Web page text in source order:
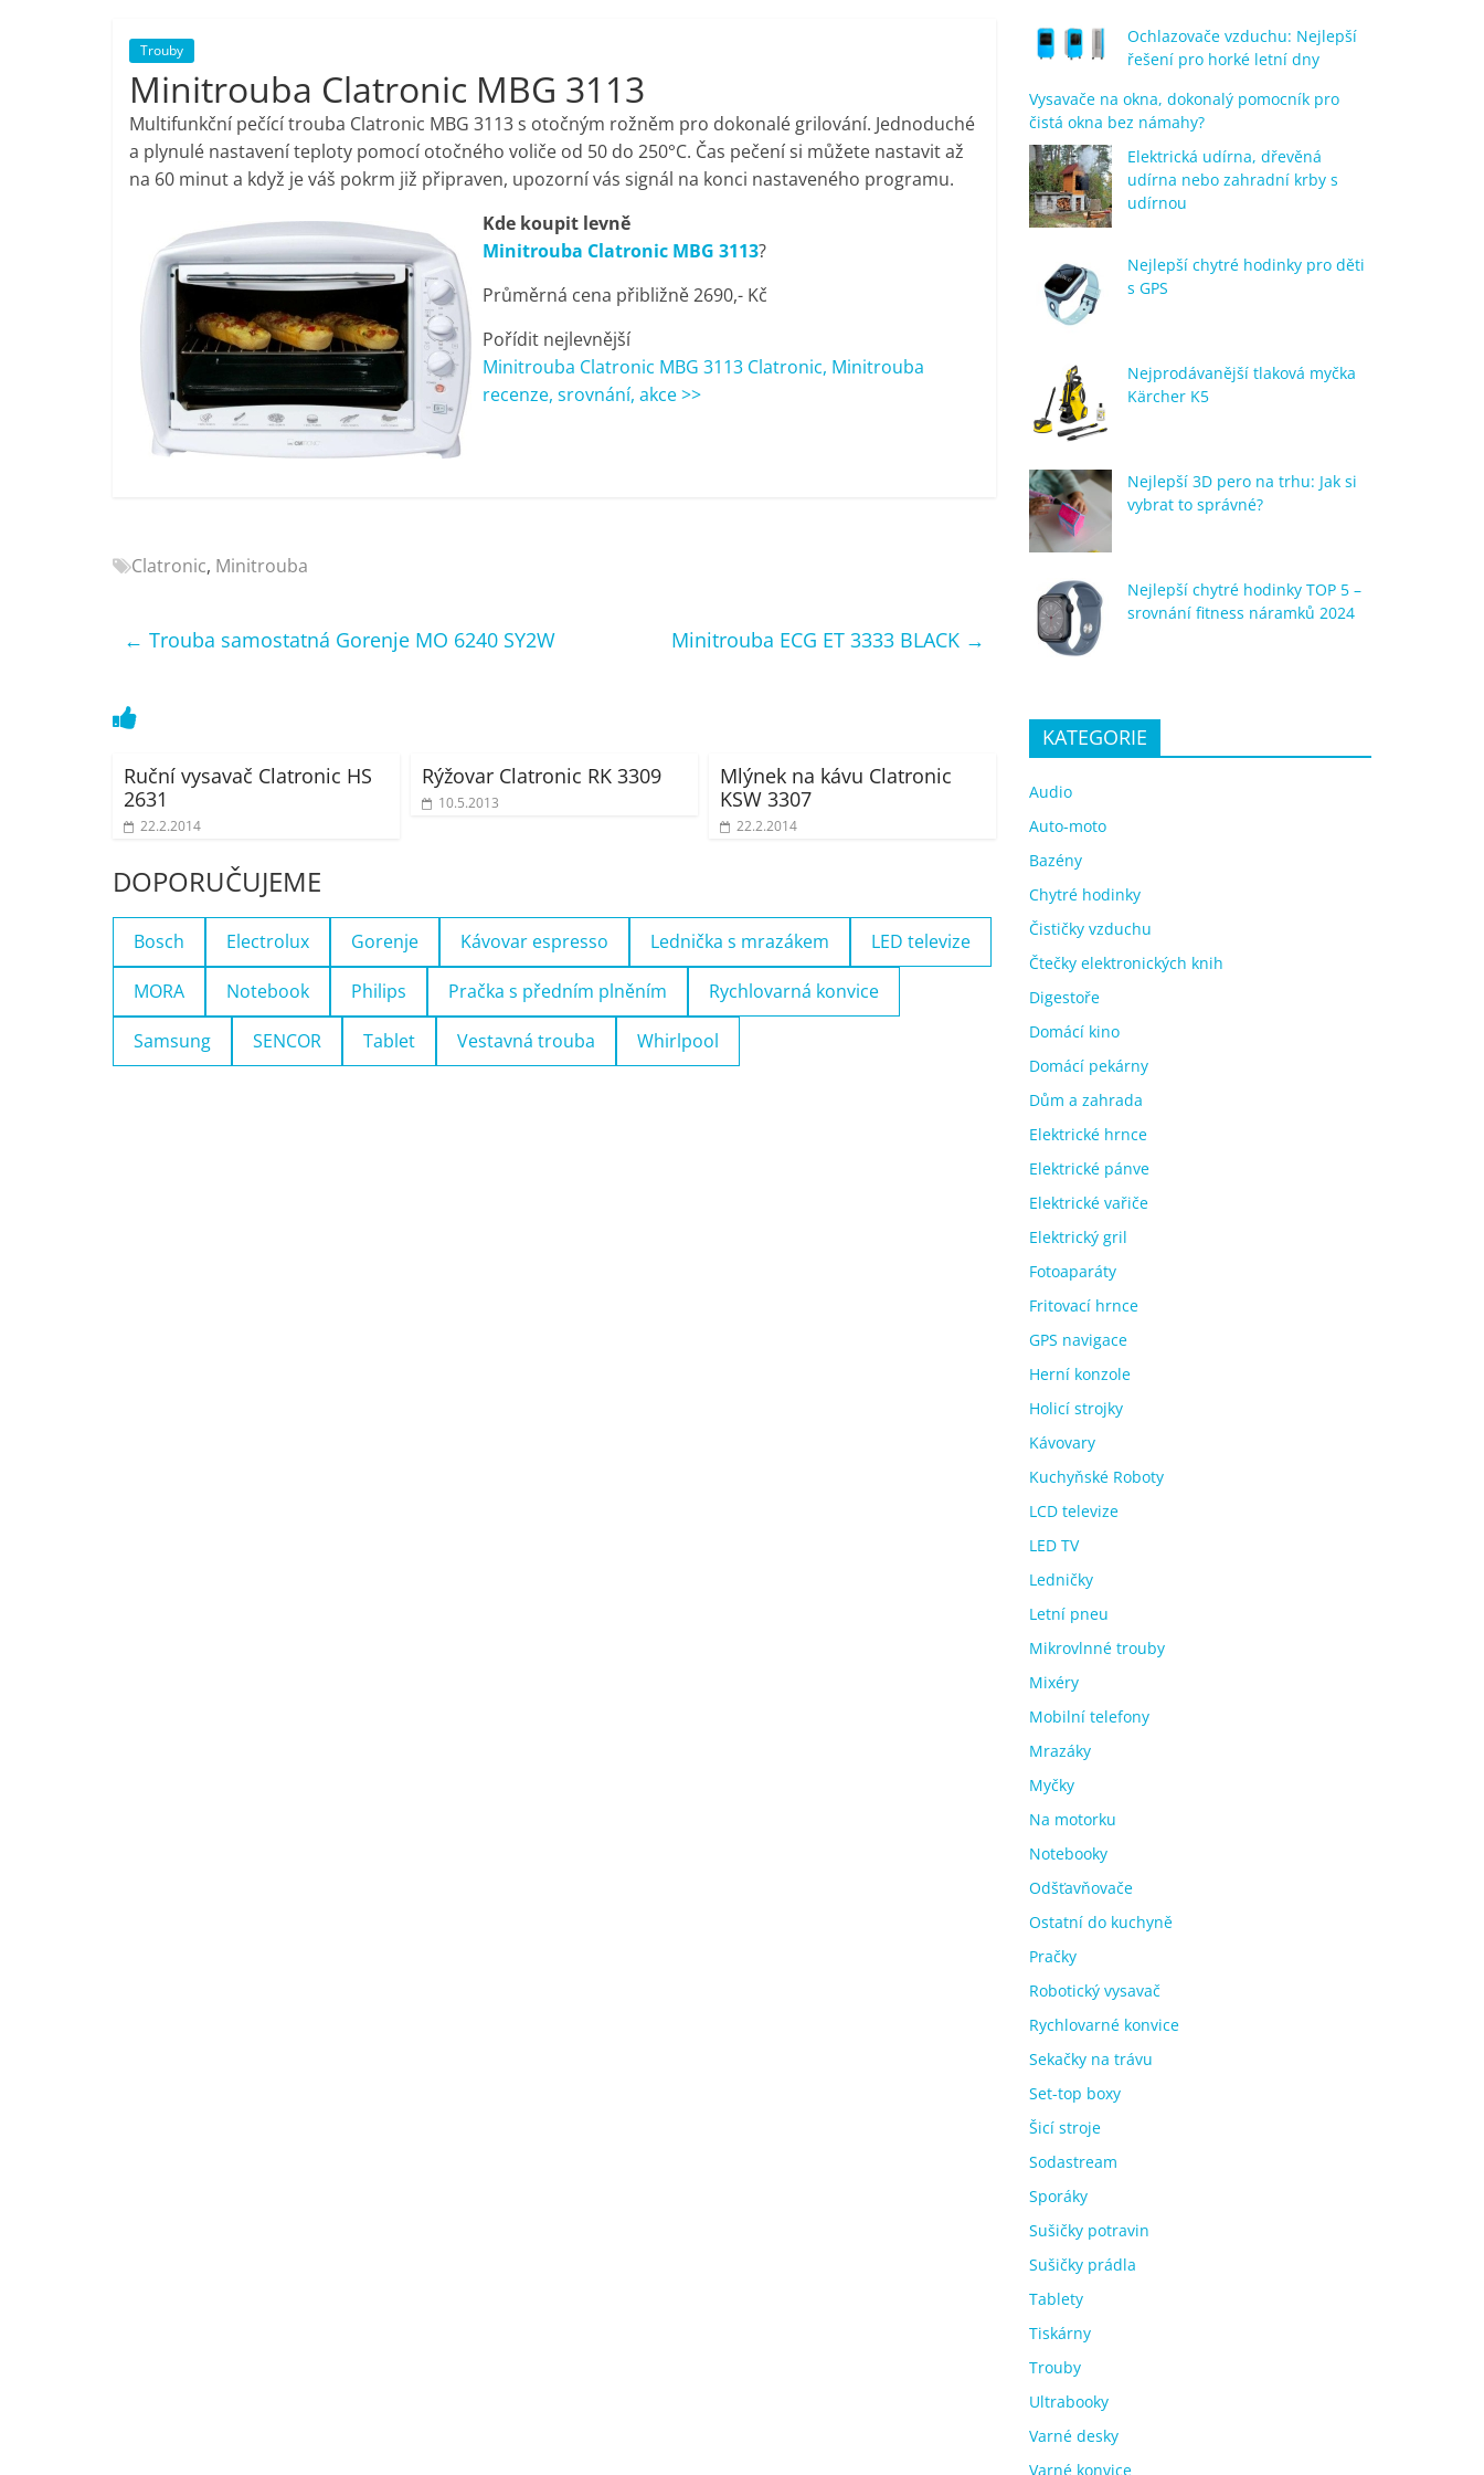
porovnání,
pračky,
televize,
notebooky,
mobilní
telefony,
kávovary,
bazény
porovnání
recenze,
televize,
notebooky,
telefony,
kávovary,
bazény
Trouby
Minitrouba Clatronic MBG 3113
Multifunkční pečící trouba Clatronic MBG 3113 s otočným rožněm pro dokonalé grilování. Jednoduché
a plynulé nastavení teploty pomocí otočného voliče od 50 do 250°C. Čas pečení si můžete nastavit až
na 60 minut a když je váš pokrm již připraven, upozorní vás signál na konci nastaveného programu.
Kde koupit levně
Minitrouba Clatronic MBG 3113?
Průměrná cena přibližně 2690,- Kč
Pořídit nejlevnější
Minitrouba Clatronic MBG 3113 Clatronic, Minitrouba
recenze, srovnání, akce >>
Clatronic, Minitrouba
← Trouba samostatná Gorenje MO 6240 SY2W Minitrouba ECG ET 3333 BLACK →
Ruční vysavač Clatronic HS
2631
22.2.2014
Rýžovar Clatronic RK 3309
10.5.2013
Mlýnek na kávu Clatronic
KSW 3307
22.2.2014
DOPORUČUJEME
Bosch Electrolux Gorenje Kávovar espresso Lednička s mrazákem LED televize
MORA Notebook Philips Pračka s předním plněním Rychlovarná konvice
Samsung SENCOR Tablet Vestavná trouba Whirlpool
Ochlazovače vzduchu: Nejlepší
řešení pro horké letní dny
Vysavače na okna, dokonalý pomocník pro
čistá okna bez námahy?
Elektrická udírna, dřevěná
udírna nebo zahradní krby s
udírnou
Nejlepší chytré hodinky pro děti
s GPS
Nejprodávanější tlaková myčka
Kärcher K5
Nejlepší 3D pero na trhu: Jak si
vybrat to správné?
Nejlepší chytré hodinky TOP 5 –
srovnání fitness náramků 2024
KATEGORIE
Audio
Auto-moto
Bazény
Chytré hodinky
Čističky vzduchu
Čtečky elektronických knih
Digestoře
Domácí kino
Domácí pekárny
Dům a zahrada
Elektrické hrnce
Elektrické pánve
Elektrické vařiče
Elektrický gril
Fotoaparáty
Fritovací hrnce
GPS navigace
Herní konzole
Holicí strojky
Kávovary
Kuchyňské Roboty
LCD televize
LED TV
Ledničky
Letní pneu
Mikrovlnné trouby
Mixéry
Mobilní telefony
Mrazáky
Myčky
Na motorku
Notebooky
Odšťavňovače
Ostatní do kuchyně
Pračky
Robotický vysavač
Rychlovarné konvice
Sekačky na trávu
Set-top boxy
Šicí stroje
Sodastream
Sporáky
Sušičky potravin
Sušičky prádla
Tablety
Tiskárny
Trouby
Ultrabooky
Varné desky
Varné konvice